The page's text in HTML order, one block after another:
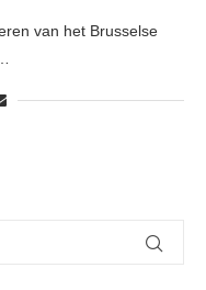
van het Brusselse